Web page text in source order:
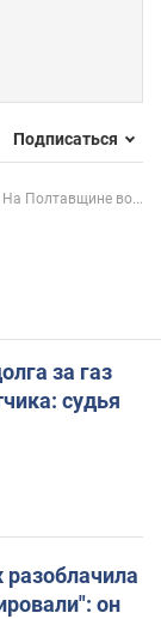
Подписаться
На Полтавщине во...
за газ
судья
он